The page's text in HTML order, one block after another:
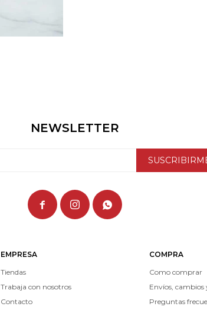
EMPRESA
Tiendas
Trabaja con nosotros
Contacto
COMPRA
Como comprar
Envíos, cambios
Preguntas
NEWSLETTER
  